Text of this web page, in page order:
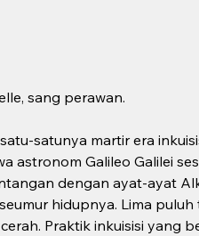
sang perawan.
satunya martir era
astronom Galileo Galilei
dengan ayat-ayat
hidupnya. Lima
Praktik inkuisisi yang